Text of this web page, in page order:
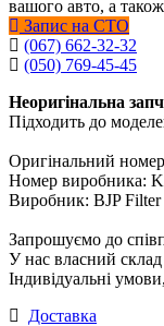
вашого авто, а
Запис на СТО
(067) 662-32-32
(050) 769-45-45
Неоригінальна
Підходить до
Оригінальний
Номер виробника:
Виробник: BJP Filter
Запрошуємо до
У нас власний склад
Індивідуальні
Доставка